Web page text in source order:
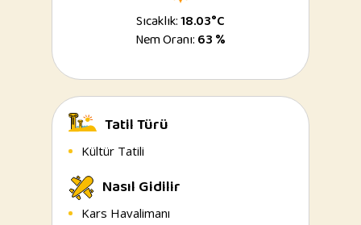
Tatil Türü
Kültür Tatili
Nasıl Gidilir
Kars Havalimanı
Sıcaklık:18.03°C
Nem Oranı:63 %